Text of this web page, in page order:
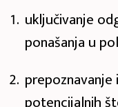
uključivanje
ponašanja u